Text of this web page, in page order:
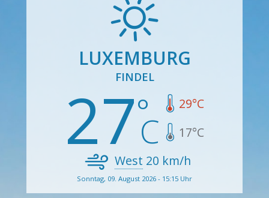
LUXEMBURG
FINDEL
27 29°C
17°C
West 20 km/h
Sonntag, 09. August 2026 - 15:15 Uhr